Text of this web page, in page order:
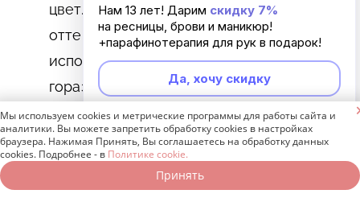
цвет. Если найти подводку необходимого
оттенка не удается, то смело
используйте тени, ведь палитра у них
гораздо шире. Аккуратно растушуйте
штрихи, чтобы получить красивый
эффект и сделать глаза красивыми и
притягательными.
Нам 13 лет! Дарим скидку 7%
на ресницы, брови и маникюр!
+парафинотерапия для рук в подарок!
Да, хочу скидку
Неинтересно
Мы используем cookies и метрические программы для работы сайта и
аналитики. Вы можете запретить обработку cookies в настройках
браузера. Нажимая Принять, Вы соглашаетесь на обработку данных
cookies. Подробнее - в Политике cookie.
Принять